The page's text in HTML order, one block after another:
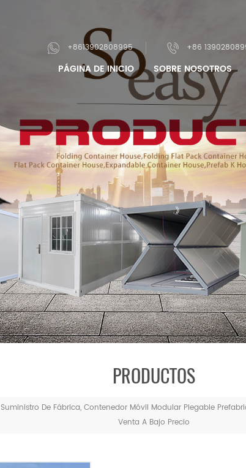
+8613902808995 +86
PÁGINA DE INICIO SOBRE NOSOTROS
PRODUCTOS
Suministro De Fábrica, Contenedor Móvil Modular Plegable
Venta A Bajo Precio